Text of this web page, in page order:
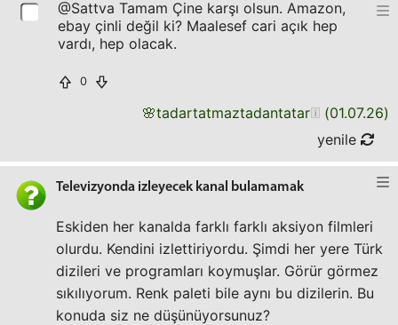
@Sattva Tamam Çine karşı olsun. Amazon,
ebay çinli değil ki? Maalesef cari açık hep
vardı, hep olacak.
0
🌸tadartatmaztadantatar (01.07.26)
yenile
Televizyonda izleyecek kanal bulamamak
Eskiden her kanalda farklı farklı aksiyon filmleri
olurdu. Kendini izlettiriyordu. Şimdi her yere Türk
dizileri ve programları koymuşlar. Görür görmez
sıkılıyorum. Renk paleti bile aynı bu dizilerin. Bu
konuda siz ne düşünüyorsunuz?